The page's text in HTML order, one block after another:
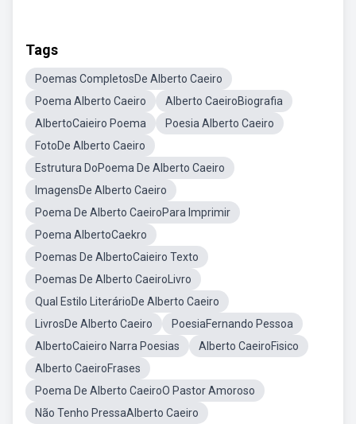
Tags
Poemas CompletosDe Alberto Caeiro
Poema Alberto Caeiro
Alberto CaeiroBiografia
AlbertoCaieiro Poema
Poesia Alberto Caeiro
FotoDe Alberto Caeiro
Estrutura DoPoema De Alberto Caeiro
ImagensDe Alberto Caeiro
Poema De Alberto CaeiroPara Imprimir
Poema AlbertoCaekro
Poemas De AlbertoCaieiro Texto
Poemas De Alberto CaeiroLivro
Qual Estilo LiterárioDe Alberto Caeiro
LivrosDe Alberto Caeiro
PoesiaFernando Pessoa
AlbertoCaieiro Narra Poesias
Alberto CaeiroFisico
Alberto CaeiroFrases
Poema De Alberto CaeiroO Pastor Amoroso
Não Tenho PressaAlberto Caeiro